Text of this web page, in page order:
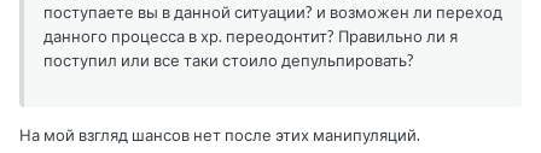
поступаете вы в данной ситуации? и возможен ли переход
данного процесса в хр. переодонтит? Правильно ли я
поступил или все таки стоило депульпировать?
На мой взгляд шансов нет после этих манипуляций.